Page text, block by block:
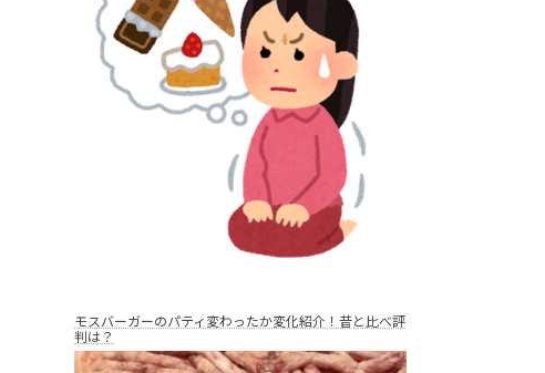
モスバーガーのパティ変わったか変化紹介！昔と比べ評
判は？